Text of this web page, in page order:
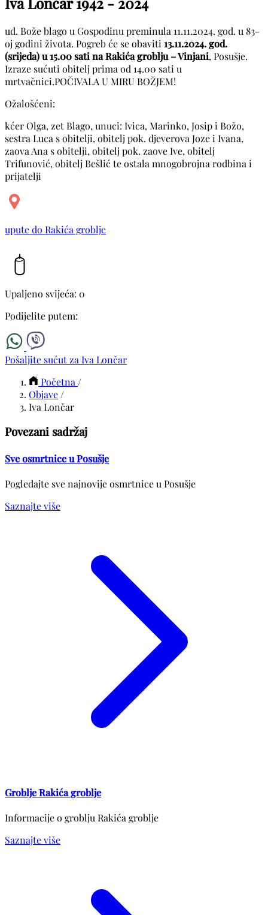
ud. Bože blago u Gospodinu preminula 11.11.2024. god. u 83-
oj godini života. Pogreb će se obaviti 13.11.2024. god.
(srijeda) u 15.00 sati na Rakića groblju – Vinjani, Posušje.
Izraze sućuti obitelj prima od 14.00 sati u
mrtvačnici.POČIVALA U MIRU BOŽJEM!
Ožalošćeni:
kćer Olga, zet Blago, unuci: Ivica, Marinko, Josip i Božo,
sestra Luca s obitelji, obitelj pok. djeverova Joze i Ivana,
zaova Ana s obitelji, obitelj pok. zaove Ive, obitelj
Trifunović, obitelj Bešlić te ostala mnogobrojna rodbina i
prijatelji
upute do Rakića groblje
Upaljeno svijeća: 0
Podijelite putem:
Pošaljite sućut za Iva Lončar
Početna /
Objave /
Iva Lončar
Povezani sadržaj
Sve osmrtnice u Posušje
Pogledajte sve najnovije osmrtnice u Posušje
Saznajte više
Groblje Rakića groblje
Informacije o groblju Rakića groblje
Saznajte više